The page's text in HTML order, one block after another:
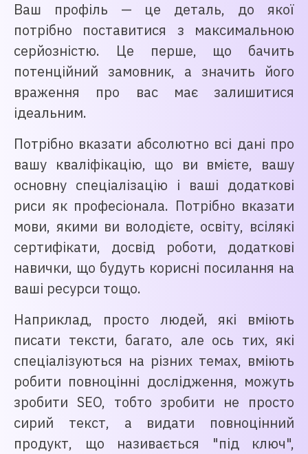
Ваш профіль — це деталь, до якої
потрібно поставитися з максимальною
серйозністю. Це перше, що бачить
потенційний замовник, а значить його
враження про вас має залишитися
ідеальним.
Потрібно вказати абсолютно всі дані про
вашу кваліфікацію, що ви вмієте, вашу
основну спеціалізацію і ваші додаткові
риси як професіонала. Потрібно вказати
мови, якими ви володієте, освіту, всілякі
сертифікати, досвід роботи, додаткові
навички, що будуть корисні посилання на
ваші ресурси тощо.
Наприклад, просто людей, які вміють
писати тексти, багато, але ось тих, які
спеціалізуються на різних темах, вміють
робити повноцінні дослідження, можуть
зробити SEO, тобто зробити не просто
сирий текст, а видати повноцінний
продукт, що називається "під ключ",